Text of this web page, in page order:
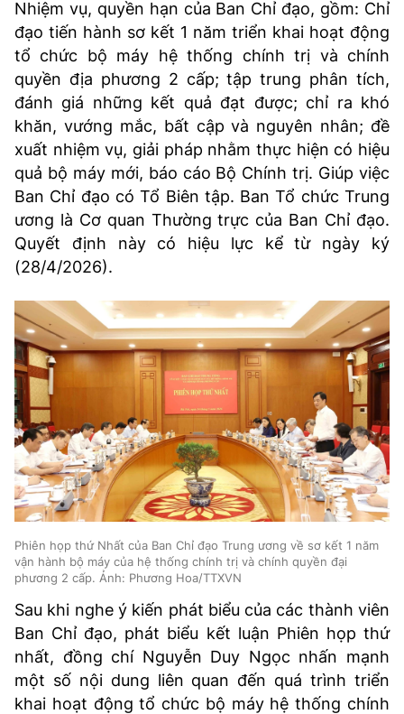
Nhiệm vụ, quyền hạn của Ban Chỉ đạo, gồm: Chỉ
đạo tiến hành sơ kết 1 năm triển khai hoạt động
tổ chức bộ máy hệ thống chính trị và chính
quyền địa phương 2 cấp; tập trung phân tích,
đánh giá những kết quả đạt được; chỉ ra khó
khăn, vướng mắc, bất cập và nguyên nhân; đề
xuất nhiệm vụ, giải pháp nhằm thực hiện có hiệu
quả bộ máy mới, báo cáo Bộ Chính trị. Giúp việc
Ban Chỉ đạo có Tổ Biên tập. Ban Tổ chức Trung
ương là Cơ quan Thường trực của Ban Chỉ đạo.
Quyết định này có hiệu lực kể từ ngày ký
(28/4/2026).
Phiên họp thứ Nhất của Ban Chỉ đạo Trung ương về sơ kết 1 năm
vận hành bộ máy của hệ thống chính trị và chính quyền đại
phương 2 cấp. Ảnh: Phương Hoa/TTXVN
Sau khi nghe ý kiến phát biểu của các thành viên
Ban Chỉ đạo, phát biểu kết luận Phiên họp thứ
nhất, đồng chí Nguyễn Duy Ngọc nhấn mạnh
một số nội dung liên quan đến quá trình triển
khai hoạt động tổ chức bộ máy hệ thống chính